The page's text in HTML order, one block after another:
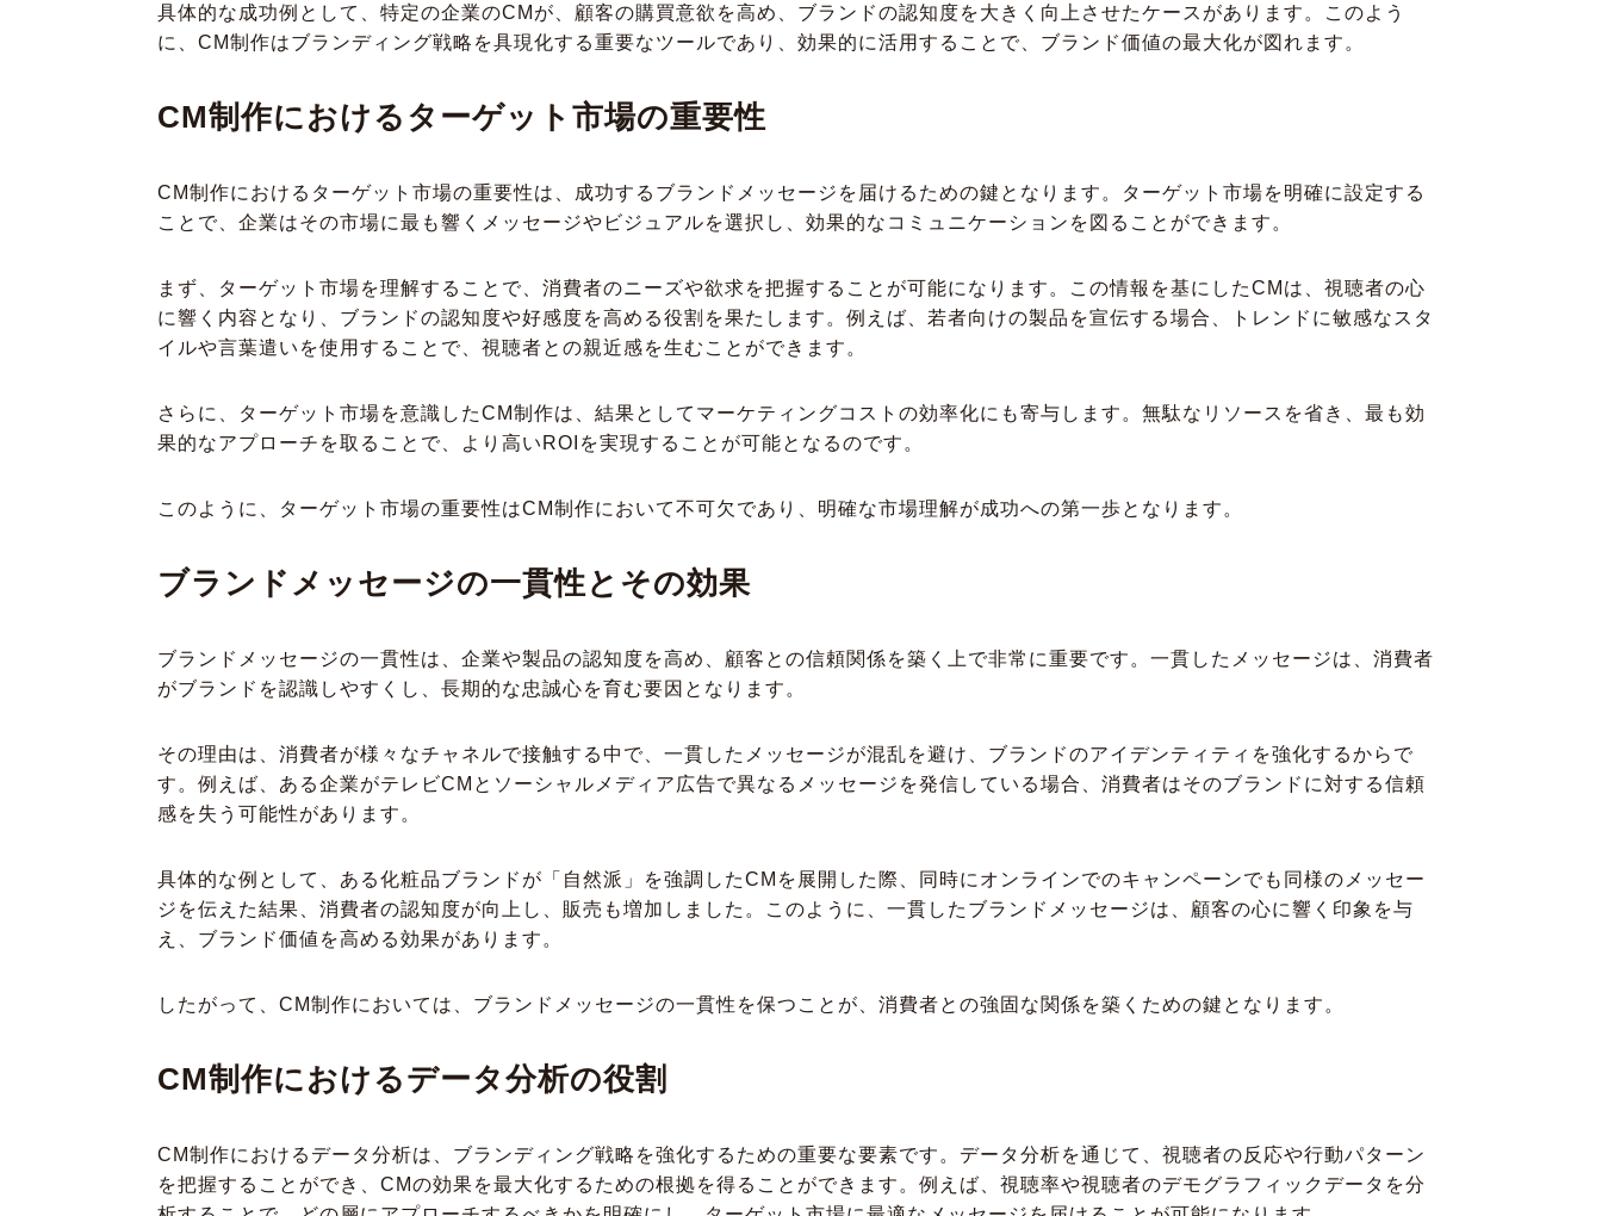
具体的な成功例として、特定の企業のCMが、顧客の購買意欲を高め、ブランドの認知度を大きく向上させたケースがあります。このよう
に、CM制作はブランディング戦略を具現化する重要なツールであり、効果的に活用することで、ブランド価値の最大化が図れます。
CM制作におけるターゲット市場の重要性
CM制作におけるターゲット市場の重要性は、成功するブランドメッセージを届けるための鍵となります。ターゲット市場を明確に設定する
ことで、企業はその市場に最も響くメッセージやビジュアルを選択し、効果的なコミュニケーションを図ることができます。
まず、ターゲット市場を理解することで、消費者のニーズや欲求を把握することが可能になります。この情報を基にしたCMは、視聴者の心
に響く内容となり、ブランドの認知度や好感度を高める役割を果たします。例えば、若者向けの製品を宣伝する場合、トレンドに敏感なスタ
イルや言葉遣いを使用することで、視聴者との親近感を生むことができます。
さらに、ターゲット市場を意識したCM制作は、結果としてマーケティングコストの効率化にも寄与します。無駄なリソースを省き、最も効
果的なアプローチを取ることで、より高いROIを実現することが可能となるのです。
このように、ターゲット市場の重要性はCM制作において不可欠であり、明確な市場理解が成功への第一歩となります。
ブランドメッセージの一貫性とその効果
ブランドメッセージの一貫性は、企業や製品の認知度を高め、顧客との信頼関係を築く上で非常に重要です。一貫したメッセージは、消費者
がブランドを認識しやすくし、長期的な忠誠心を育む要因となります。
その理由は、消費者が様々なチャネルで接触する中で、一貫したメッセージが混乱を避け、ブランドのアイデンティティを強化するからで
す。例えば、ある企業がテレビCMとソーシャルメディア広告で異なるメッセージを発信している場合、消費者はそのブランドに対する信頼
感を失う可能性があります。
具体的な例として、ある化粧品ブランドが「自然派」を強調したCMを展開した際、同時にオンラインでのキャンペーンでも同様のメッセー
ジを伝えた結果、消費者の認知度が向上し、販売も増加しました。このように、一貫したブランドメッセージは、顧客の心に響く印象を与
え、ブランド価値を高める効果があります。
したがって、CM制作においては、ブランドメッセージの一貫性を保つことが、消費者との強固な関係を築くための鍵となります。
CM制作におけるデータ分析の役割
CM制作におけるデータ分析は、ブランディング戦略を強化するための重要な要素です。データ分析を通じて、視聴者の反応や行動パターン
を把握することができ、CMの効果を最大化するための根拠を得ることができます。例えば、視聴率や視聴者のデモグラフィックデータを分